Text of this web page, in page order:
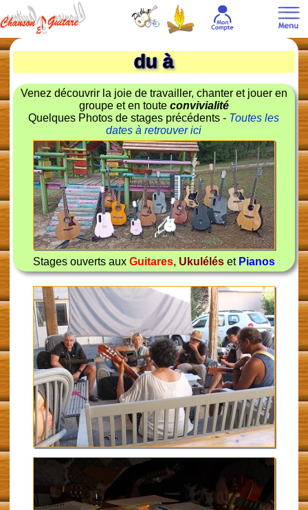
du à
Venez découvrir la joie de travailler, chanter et jouer en
groupe et en toute convivialité
Quelques Photos de stages précédents - Toutes les
dates à retrouver ici
Stages ouverts aux Guitares, Ukuléléset Pianos